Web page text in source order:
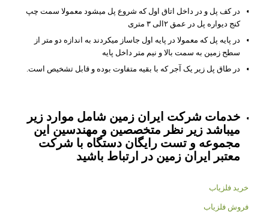
در کف پل و در داخل اتاق اول که شروع پل میشود معمولا سمت چپ
کنج دیواره پل در عمق ۲الی ۳ متری
در پایه پل که معمولا در پایه اول جاساز میکردند به اندازه دو متر از
سطح زمین به سمت بالا و نیم متر داخل پایه
در طاق پل زیر یک آجر که با بقیه متفاوت بوده و قابل تشخیص است.
خدمات شرکت ایران زمین شامل موارد زیر
میباشد زیر نظر متخصصین و مهندسین این
مجموعه و تست رایگان دستگاه با شرکت
معتبر ایران زمین در ارتباط باشید
خرید فلزیاب
فروش فلزیاب